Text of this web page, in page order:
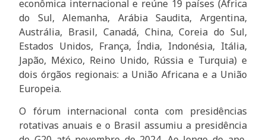
econômica internacional e reúne 19 países (África
do Sul, Alemanha, Arábia Saudita, Argentina,
Austrália, Brasil, Canadá, China, Coreia do Sul,
Estados Unidos, França, Índia, Indonésia, Itália,
Japão, México, Reino Unido, Rússia e Turquia) e
dois órgãos regionais: a União Africana e a União
Europeia.
O fórum internacional conta com presidências
rotativas anuais e o Brasil assumiu a presidência